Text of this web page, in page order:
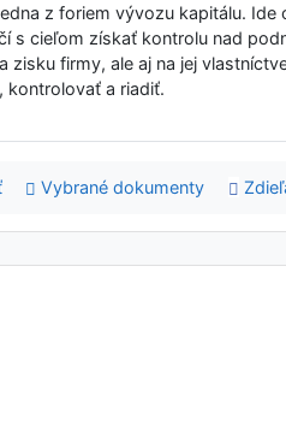
z foriem vývozu kapitálu. Ide
s cieľom získať kontrolu nad
zisku firmy, ale aj na jej
kontrolovať a riadiť.
Vybrané dokumenty